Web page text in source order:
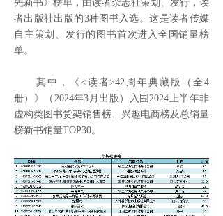
先新书》榜单，由读者杂志社策划、发行，读
者出版社出版的3种图书入选。这是读者传媒
自主策划、发行的图书首次进入全国销量榜
单。
其中，《<读者>42周年典藏版（全4
册）》（2024年3月出版）入围2024上半年非
虚构类图书货架销售榜、兴趣电商榜及总销量
榜新书销量TOP30。